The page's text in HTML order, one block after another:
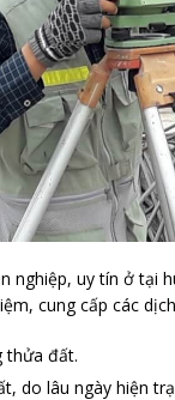
nghiệp, uy tín ở tại
cung cấp các
thửa đất.
do lâu ngày hiện